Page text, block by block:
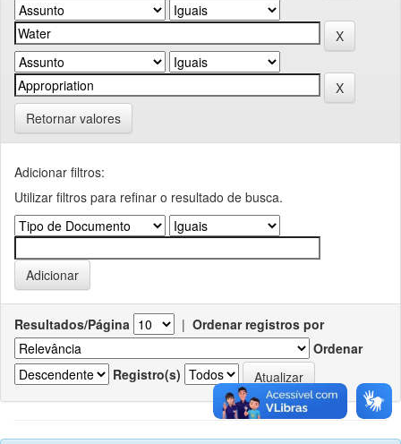
Retornar valores
Adicionar filtros:
Utilizar filtros para refinar o resultado de busca.
Resultados/Página | Ordenar registros por
Ordenar
Registro(s)